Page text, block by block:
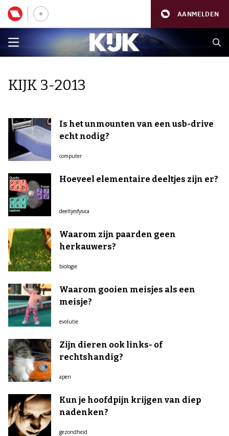
AANMELDEN
KIJK 3-2013
Is het unmounten van een usb-drive
echt nodig?
computer
Hoeveel elementaire deeltjes zijn er?
deeltjesfysica
Waarom zijn paarden geen
herkauwers?
biologie
Waarom gooien meisjes als een
meisje?
evolutie
Zijn dieren ook links- of
rechtshandig?
apen
Kun je hoofdpijn krijgen van diep
nadenken?
gezondheid